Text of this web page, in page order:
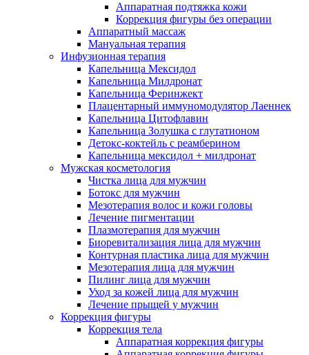
Аппаратная подтяжка кожи
Коррекция фигуры без операции
Аппаратный массаж
Мануальная терапия
Инфузионная терапия
Капельница Мексидол
Капельница Милдронат
Капельница Феринжект
Плацентарный иммуномодулятор Лаеннек
Капельница Цитофлавин
Капельница Золушка с глутатионом
Детокс-коктейль с реамберином
Капельница мексидол + милдронат
Мужская косметология
Чистка лица для мужчин
Ботокс для мужчин
Мезотерапия волос и кожи головы
Лечение пигментации
Плазмотерапия для мужчин
Биоревитализация лица для мужчин
Контурная пластика лица для мужчин
Мезотерапия лица для мужчин
Пилинг лица для мужчин
Уход за кожей лица для мужчин
Лечение прыщей у мужчин
Коррекция фигуры
Коррекция тела
Аппаратная коррекция фигуры